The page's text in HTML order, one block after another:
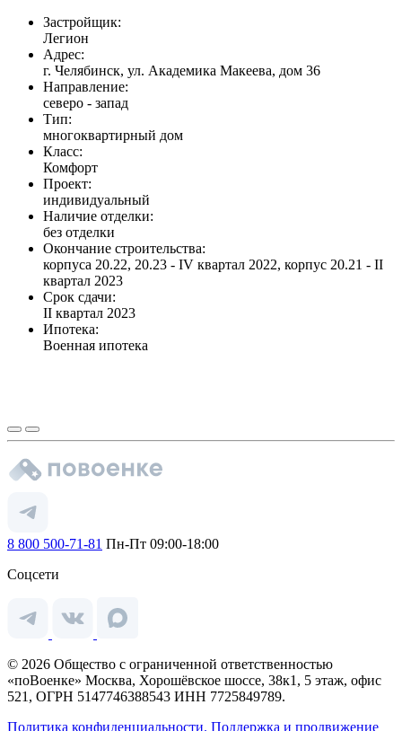
Застройщик:
Легион
Адрес:
г. Челябинск, ул. Академика Макеева, дом 36
Направление:
северо - запад
Тип:
многоквартирный дом
Класс:
Комфорт
Проект:
индивидуальный
Наличие отделки:
без отделки
Окончание строительства:
корпуса 20.22, 20.23 - IV квартал 2022, корпус 20.21 - II
квартал 2023
Срок сдачи:
II квартал 2023
Ипотека:
Военная ипотека
8 800 500-71-81 Пн-Пт 09:00-18:00
Соцсети
© 2026 Общество с ограниченной ответственностью
«поВоенке» Москва, Хорошёвское шоссе, 38к1, 5 этаж, офис
521, ОГРН 5147746388543 ИНН 7725849789.
Политика конфиденциальности. Поддержка и продвижение